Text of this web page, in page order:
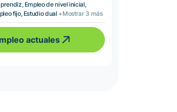
Empleo de nivel inicial,
fijo, Estudio dual +Mostrar 3 más
actuales